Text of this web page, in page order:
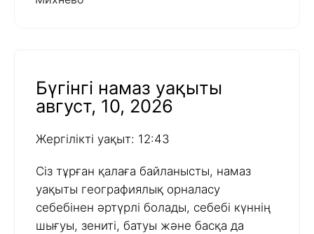
Бүгінгі намаз уақыты
август, 10, 2026
Жергілікті уақыт: 12:43
Сіз тұрған қалаға байланысты, намаз
уақыты географиялық орналасу
себебінен әртүрлі болады, себебі күннің
шығуы, зениті, батуы және басқа да